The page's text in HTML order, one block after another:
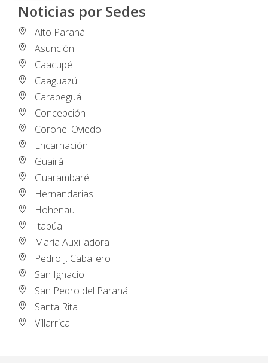
Noticias por Sedes
Alto Paraná
Asunción
Caacupé
Caaguazú
Carapeguá
Concepción
Coronel Oviedo
Encarnación
Guairá
Guarambaré
Hernandarias
Hohenau
Itapúa
María Auxiliadora
Pedro J. Caballero
San Ignacio
San Pedro del Paraná
Santa Rita
Villarrica